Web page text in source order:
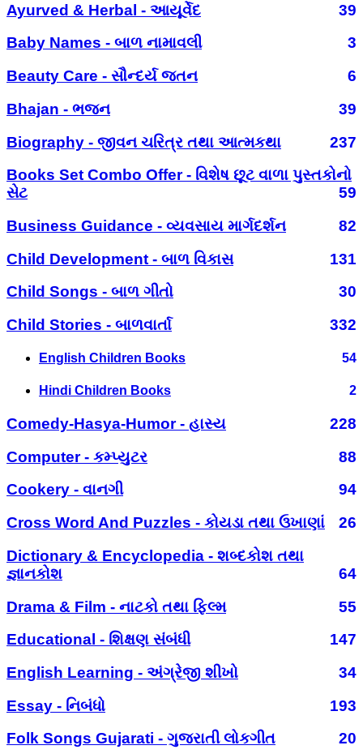
Ayurved & Herbal - આયૂર્વેદ
39
Baby Names - બાળ નામાવલી
3
Beauty Care - સૌન્દર્ય જતન
6
Bhajan - ભજન
39
Biography - જીવન ચરિત્ર તથા આત્મકથા
237
Books Set Combo Offer - વિશેષ છૂટ વાળા પુસ્તકોનો
સેટ
59
Business Guidance - વ્યવસાય માર્ગદર્શન
82
Child Development - બાળ વિકાસ
131
Child Songs - બાળ ગીતો
30
Child Stories - બાળવાર્તા
332
English Children Books 54
Hindi Children Books 2
Comedy-Hasya-Humor - હાસ્ય
228
Computer - કમ્પ્યુટર
88
Cookery - વાનગી
94
Cross Word And Puzzles - કોયડા તથા ઉખાણાં
26
Dictionary & Encyclopedia - શબ્દકોશ તથા
જ્ઞાનકોશ
64
Drama & Film - નાટકો તથા ફિલ્મ
55
Educational - શિક્ષણ સંબંધી
147
English Learning - અંગ્રેજી શીખો
34
Essay - નિબંધો
193
Folk Songs Gujarati - ગુજરાતી લોકગીત
20